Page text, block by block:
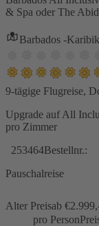
& Spa oder The
Barbados -
9-tägige Flugreise,
Upgrade auf All
pro Zimmer
253464Bestellnr.:
Pauschalreise
Alter Preisab €
pro Person